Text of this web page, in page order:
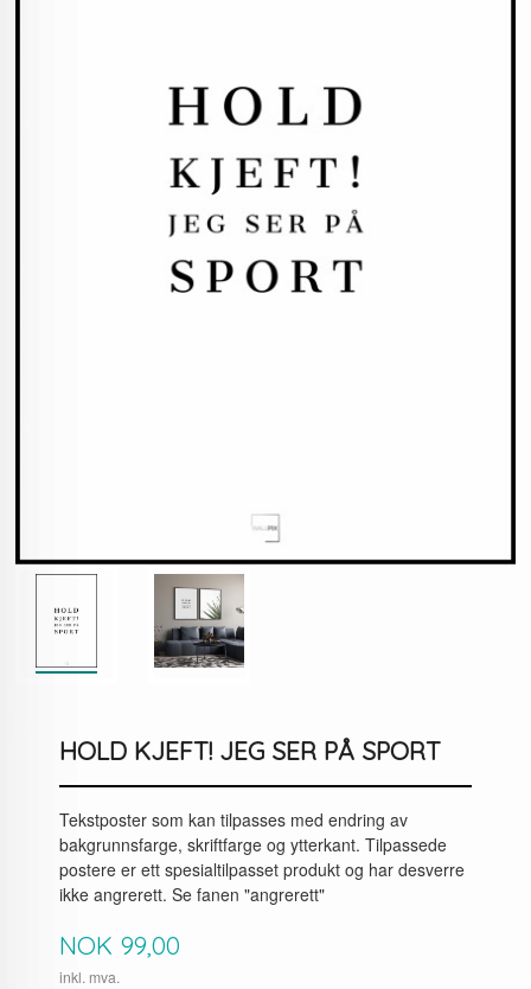
HOLD KJEFT! JEG SER PÅ SPORT
Tekstposter som kan tilpasses med endring av
bakgrunnsfarge, skriftfarge og ytterkant. Tilpassede
postere er ett spesialtilpasset produkt og har desverre
ikke angrerett. Se fanen "angrerett"
Pris
NOK 99,00
inkl. mva.